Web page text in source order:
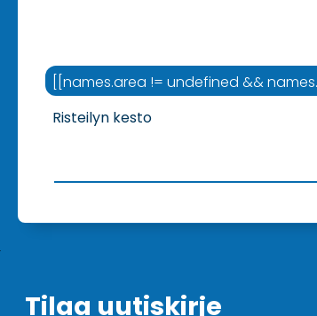
[[names.area != undefined &&
Risteilyn kesto
Tilaa uutiskirje